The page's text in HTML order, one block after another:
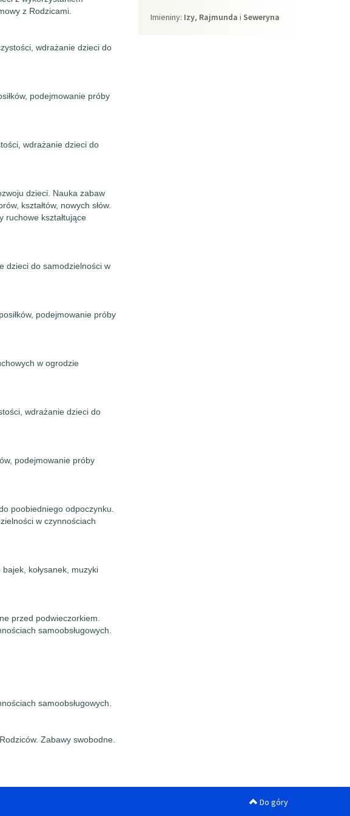
z Rodzicami.
wdrażanie dzieci do
podejmowanie próby
wdrażanie dzieci do
dzieci. Nauka zabaw
kształtów, nowych słów.
ruchowe kształtujące
dzieci do samodzielności w
podejmowanie próby
w ogrodzie
wdrażanie dzieci do
podejmowanie próby
poobiedniego odpoczynku.
w czynnościach
kołysanek, muzyki
przed podwieczorkiem.
samoobsługowych.
samoobsługowych.
Zabawy swobodne.
Imieniny
Imieniny: Izy, Rajmunda i Seweryna
Do góry